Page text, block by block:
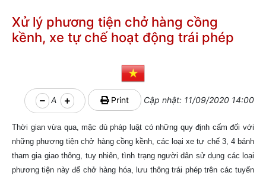
Xử lý phương tiện chở hàng cồng
kềnh, xe tự chế hoạt động trái phép
A Print Cập nhật: 11/09/2020 14:00
Thời gian vừa qua, mặc dù pháp luật có những quy định cấm đối với
những phương tiện chở hàng cồng kềnh, các loại xe tự chế 3, 4 bánh
tham gia giao thông, tuy nhiên, tình trạng người dân sử dụng các loại
phương tiện này để chở hàng hóa, lưu thông trái phép trên các tuyến